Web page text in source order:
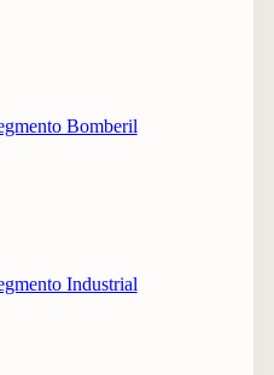
Bomberil
Industrial